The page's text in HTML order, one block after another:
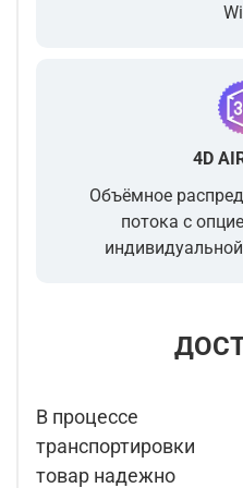
4D
Объёмное
потока с
В процессе
транспортировки
товар надежно